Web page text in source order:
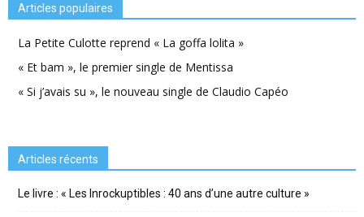
Articles populaires
La Petite Culotte reprend « La goffa lolita »
« Et bam », le premier single de Mentissa
« Si j’avais su », le nouveau single de Claudio Capéo
Articles récents
Le livre : « Les Inrockuptibles : 40 ans d’une autre culture »